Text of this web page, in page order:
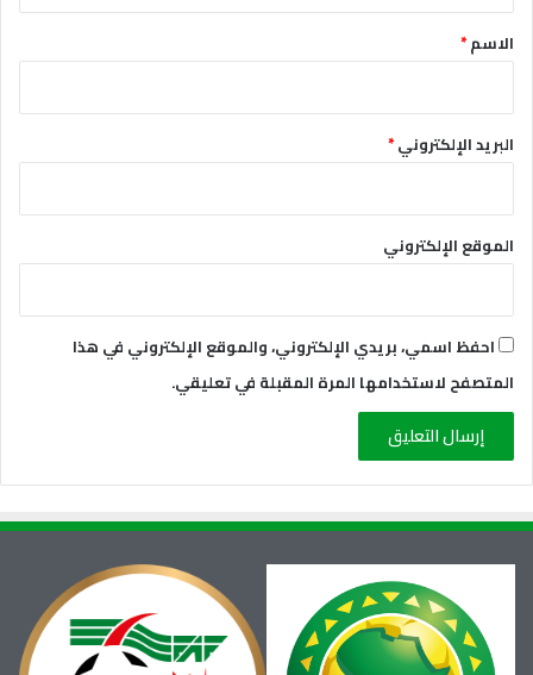
*الاسم*
البريد الإلكتروني*
الموقع الإلكتروني
احفظ اسمي، بريدي الإلكتروني، والموقع الإلكتروني في هذا
المتصفح لاستخدامها المرة المقبلة في تعليقي.